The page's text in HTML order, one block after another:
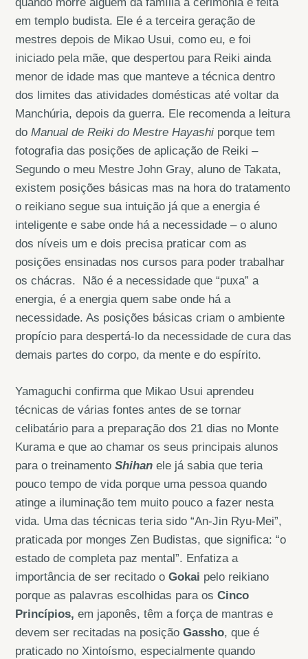
em templo budista. Ele é a terceira geração de
mestres depois de Mikao Usui, como eu, e foi
iniciado pela mãe, que despertou para Reiki ainda
menor de idade mas que manteve a técnica dentro
dos limites das atividades domésticas até voltar da
Manchúria, depois da guerra. Ele recomenda a leitura
doManual de Reiki do Mestre Hayashi porque tem
fotografia das posições de aplicação de Reiki –
Segundo o meu Mestre John Gray, aluno de Takata,
existem posições básicas mas na hora do tratamento
o reikiano segue sua intuição já que a energia é
inteligente e sabe onde há a necessidade – o aluno
dos níveis um e dois precisa praticar com as
posições ensinadas nos cursos para poder trabalhar
os chácras. Não é a necessidade que “puxa” a
energia, é a energia quem sabe onde há a
necessidade. As posições básicas criam o ambiente
propício para despertá-lo da necessidade de cura das
demais partes do corpo, da mente e do espírito.
Yamaguchi confirma que Mikao Usui aprendeu
técnicas de várias fontes antes de se tornar
celibatário para a preparação dos 21 dias no Monte
Kurama e que ao chamar os seus principais alunos
para o treinamentoShihan ele já sabia que teria
pouco tempo de vida porque uma pessoa quando
atinge a iluminação tem muito pouco a fazer nesta
vida. Uma das técnicas teria sido “An-Jin Ryu-Mei”,
praticada por monges Zen Budistas, que significa: “o
estado de completa paz mental”. Enfatiza a
importância de ser recitado oGokai pelo reikiano
porque as palavras escolhidas para osCinco
Princípios,em japonês, têm a força de mantras e
devem ser recitadas na posiçãoGassho, que é
praticado no Xintoísmo, especialmente quando